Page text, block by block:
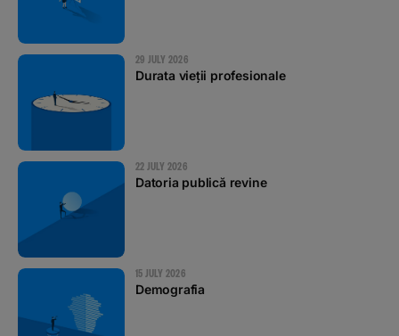
29 JULY 2026
Durata vieții profesionale
22 JULY 2026
Datoria publică revine
15 JULY 2026
Demografia